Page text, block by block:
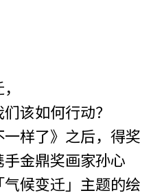
该如何行动？
样了》之后，得奖
金鼎奖画家孙心
候变迁」主题的绘